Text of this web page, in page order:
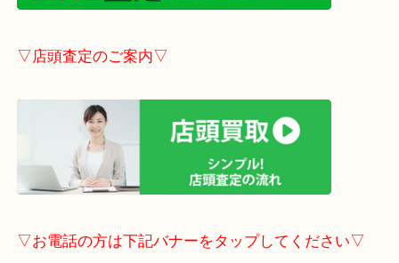
事前にご連絡頂ければ内容によりますが受付時間終
▽LINE査定のご案内▽